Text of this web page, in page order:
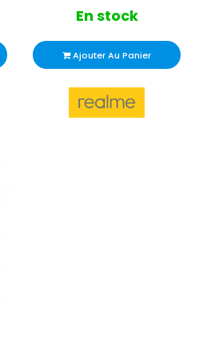
En stock
Ajouter Au Panier